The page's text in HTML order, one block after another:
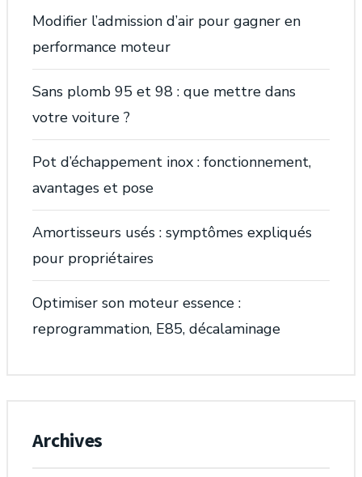
Modifier l’admission d’air pour gagner en
performance moteur
Sans plomb 95 et 98 : que mettre dans
votre voiture ?
Pot d’échappement inox : fonctionnement,
avantages et pose
Amortisseurs usés : symptômes expliqués
pour propriétaires
Optimiser son moteur essence :
reprogrammation, E85, décalaminage
Archives